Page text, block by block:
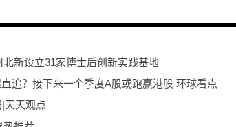
新设立31家博士后创新实践基地
追？接下来一个季度A股或跑赢港股 环球看点
天天观点